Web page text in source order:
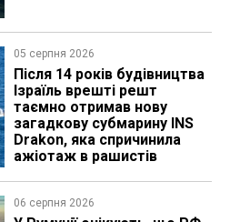
05 серпня 2026
Після 14 років будівництва
Ізраїль врешті решт
таємно отримав нову
загадкову субмарину INS
Drakon, яка спричинила
ажіотаж в рашистів
06 серпня 2026